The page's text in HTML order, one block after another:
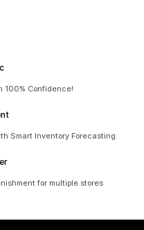
100% Confidence!
Smart Inventory Forecasting.
for multiple stores